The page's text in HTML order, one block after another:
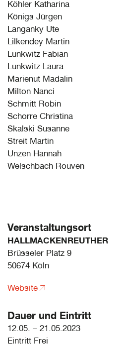
Köhler Katharina
Königs Jürgen
Langanky Ute
Lilkendey Martin
Lunkwitz Fabian
Lunkwitz Laura
Marienut Madalin
Milton Nanci
Schmitt Robin
Schorre Christina
Skalski Susanne
Streit Martin
Unzen Hannah
Welschbach Rouven
Veranstaltungsort
HALLMACKENREUTHER
Brüsseler Platz 9
50674 Köln
Website
Dauer und Eintritt
12.05. – 21.05.2023
Eintritt Frei